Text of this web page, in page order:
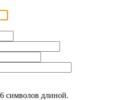
символов длиной.